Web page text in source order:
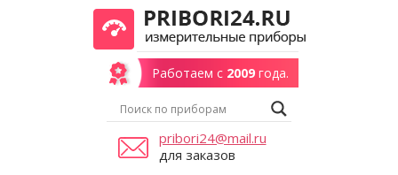
Работаем с 2009года.
pribori24@mail.ru
для заказов